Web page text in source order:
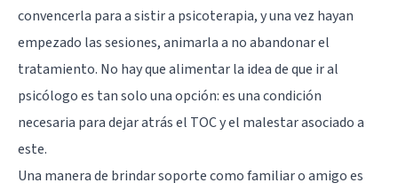
convencerla para a sistir a psicoterapia, y una vez hayan
empezado las sesiones, animarla a no abandonar el
tratamiento. No hay que alimentar la idea de que ir al
psicólogo es tan solo una opción: es una condición
necesaria para dejar atrás el TOC y el malestar asociado a
este.
Una manera de brindar soporte como familiar o amigo es